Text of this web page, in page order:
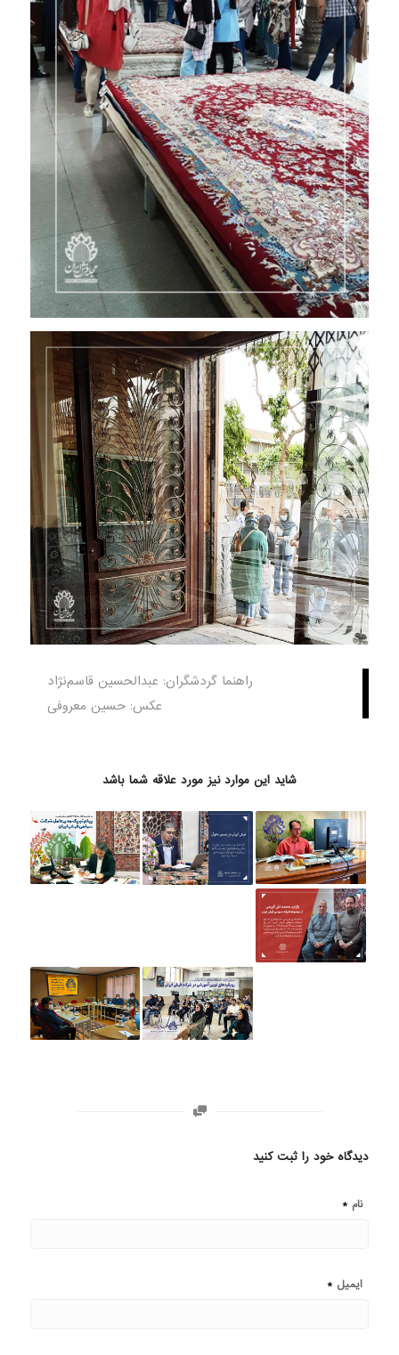
راهنما گردشگران: عبدالحسین قاسم‌نژاد
عکس: حسین معروفی
شاید این موارد نیز مورد علاقه شما باشد
دیدگاه خود را ثبت کنید
نام *
ایمیل *